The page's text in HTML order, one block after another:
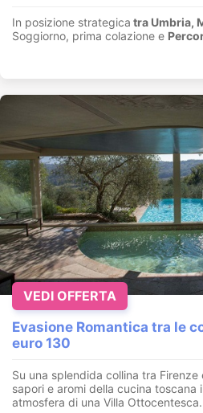
In posizione strategica tra Umbria,
Soggiorno, prima colazione e
Evasione Romantica tra le
euro 130
Su una splendida collina tra
sapori e aromi della cucina toscana
atmosfera di una Villa Ottocentesca.
VEDI OFFERTA